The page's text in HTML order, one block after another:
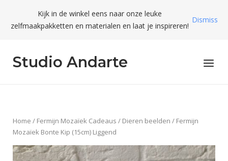
content
Kijk in de winkel eens naar onze leuke
zelfmaakpakketten en materialen en laat je inspireren!
Dismiss
Studio Andarte Menu
Home / Fermijn Mozaïek Cadeaus / Dieren beelden / Fermijn
Mozaïek Bonte Kip (15cm) Liggend